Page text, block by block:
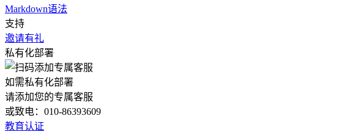
Markdown语法
支持
邀请有礼
私有化部署
如需私有化部署
请添加您的专属客服
或致电：010-86393609
教育认证